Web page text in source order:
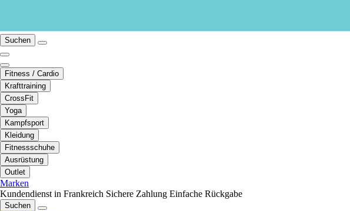
Suchen
Fitness / Cardio
Krafttraining
CrossFit
Yoga
Kampfsport
Kleidung
Fitnessschuhe
Ausrüstung
Outlet
Marken
Kundendienst in Frankreich Sichere Zahlung Einfache Rückgabe
Suchen